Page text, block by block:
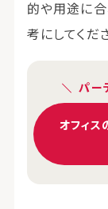
的や用途に
考にしてくだ
パー
オフィス